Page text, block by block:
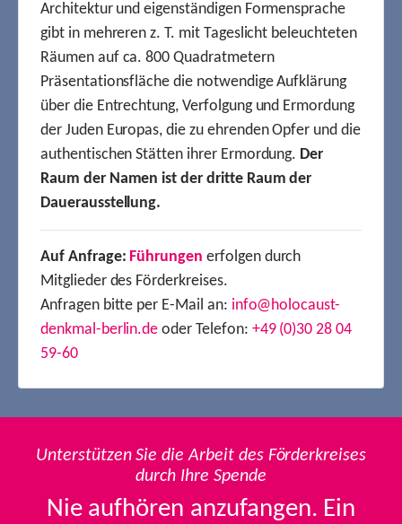
Architektur und eigenständigen Formensprache
gibt in mehreren z. T. mit Tageslicht beleuchteten
Räumen auf ca. 800 Quadratmetern
Präsentationsfläche die notwendige Aufklärung
über die Entrechtung, Verfolgung und Ermordung
der Juden Europas, die zu ehrenden Opfer und die
authentischen Stätten ihrer Ermordung. Der
Raum der Namen ist der dritte Raum der
Dauerausstellung.
Auf Anfrage: Führungen erfolgen durch
Mitglieder des Förderkreises.
Anfragen bitte per E-Mail an: info@holocaust-
denkmal-berlin.de oder Telefon: +49 (0)30 28 04
59-60
Unterstützen Sie die Arbeit des Förderkreises
durch Ihre Spende
Nie aufhören anzufangen. Ein